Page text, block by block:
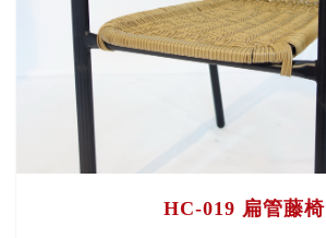
HC-019 扁管藤椅